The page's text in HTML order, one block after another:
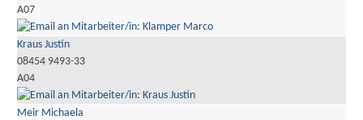
A07
Kraus Justin
08454 9493-33
A04
Meir Michaela